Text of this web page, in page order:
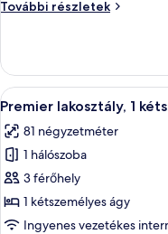
1
nemdohányzó
További részletek
Premier
ágy,
nemdohányzó
további
A
következő
szoba
összes
képének
megtekintése:
Premier
9
Premier lakosztály, 1
81 négyzetméter
1 hálószoba
3 férőhely
1 kétszemélyes ágy
Ingyenes vezetékes